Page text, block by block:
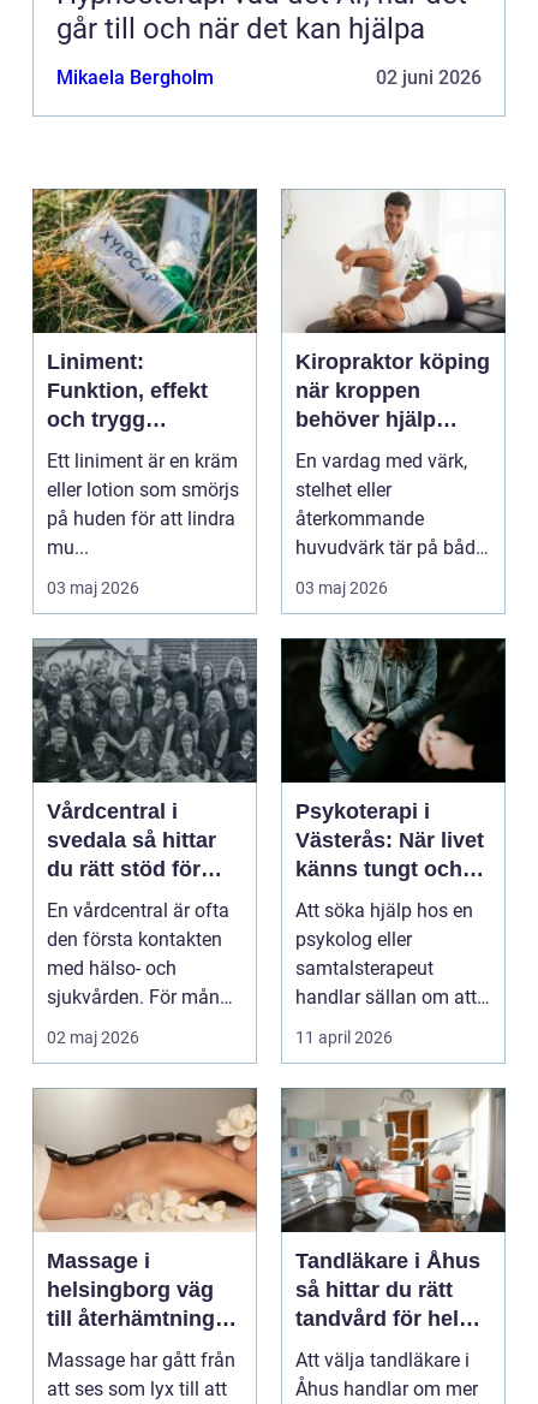
går till och när det kan hjälpa
Mikaela Bergholm 02 juni 2026
Liniment:
Funktion, effekt
och trygg
användning
Ett liniment är en kräm
eller lotion som smörjs
på huden för att lindra
mu...
03 maj 2026
Kiropraktor köping
när kroppen
behöver hjälp
tillbaka
En vardag med värk,
stelhet eller
återkommande
huvudvärk tär på både
ork och humör. Många
går länge ...
03 maj 2026
Vårdcentral i
svedala så hittar
du rätt stöd för
hela familjen
En vårdcentral är ofta
den första kontakten
med hälso- och
sjukvården. För många
i Svedala handlar v...
02 maj 2026
Psykoterapi i
Västerås: När livet
känns tungt och
du behöver prata
med någon
Att söka hjälp hos en
psykolog eller
samtalsterapeut
handlar sällan om att
vara svag....
11 april 2026
Massage i
helsingborg väg
till återhämtning
och hållbar hälsa
Massage har gått från
att ses som lyx till att
Tandläkare i Åhus
så hittar du rätt
tandvård för hela
familjen
Att välja tandläkare i
Åhus handlar om mer